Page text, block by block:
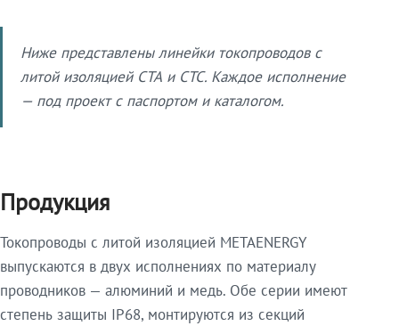
Ниже представлены линейки токопроводов с
литой изоляцией СТА и СТС. Каждое исполнение
— под проект с паспортом и каталогом.
Продукция
Токопроводы с литой изоляцией METAENERGY
выпускаются в двух исполнениях по материалу
проводников — алюминий и медь. Обе серии имеют
степень защиты IP68, монтируются из секций